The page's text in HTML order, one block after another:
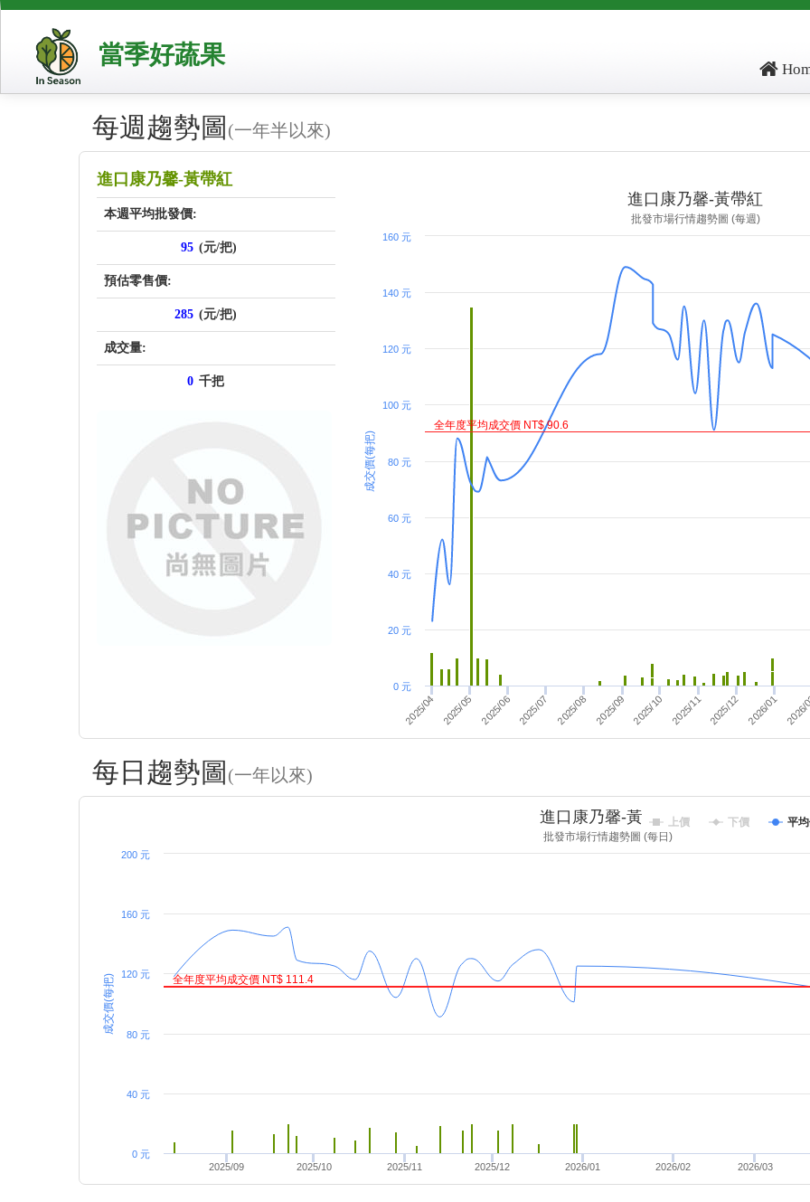
當季好蔬果
每週趨勢圖 (一年半以來)
進口康乃馨-黃帶紅
本週平均批發價:
95 (元/把)
預估零售價:
285 (元/把)
成交量:
0 千把
成交價(每把)
進口康乃馨-黃帶紅
批發市場行情趨勢圖 (每週)
2025/04 2025/05 2025/06 2025/07 2025/08 2025/09 2025/10 2025/11 2025/12 2026/01
0 元
20 元
40 元
60 元
80 元
100 元
120 元
140 元
160 元
全年度平均成交價 NT$ 90.6
每日趨勢圖 (一年以來)
成交價(每把)
進口康乃馨-黃帶紅
批發市場行情趨勢圖 (每日)
上價 下價 平
2025/09 2025/10 2025/11 2025/12 2026/01 2026/02 2026/03
0 元
40 元
80 元
120 元
160 元
200 元
全年度平均成交價 NT$ 111.4